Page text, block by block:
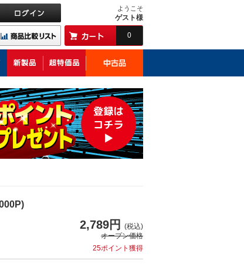
ようこそ
ゲスト様
0
2,789円
(税込)
オープン価格
25ポイント獲得